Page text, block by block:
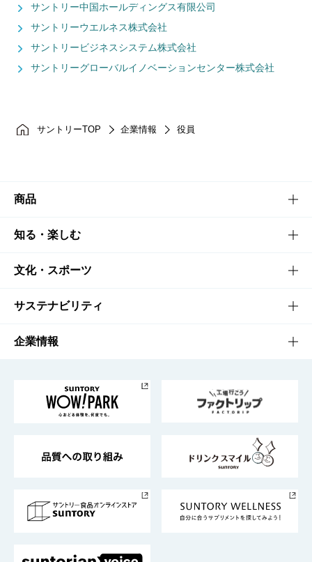
サントリーTOP 企業情報 役員
サントリー中国ホールディングス有限公司
サントリーウエルネス株式会社
サントリービジネスシステム株式会社
サントリーグローバルイノベーションセンター株式会社
商品
商品TOP
商品一覧
商品発売情報
栄養成分一覧
知る・楽しむ
知る・楽しむTOP
キャンペーン
工場見学
地域情報
文化・スポーツ
文化・スポーツTOP
サントリーホール
サントリーサンバーズ大阪
サステナビリティ
サステナビリティTOP
サントリーが考えるサステナビリティ経営
企業情報
企業概要
採用情報